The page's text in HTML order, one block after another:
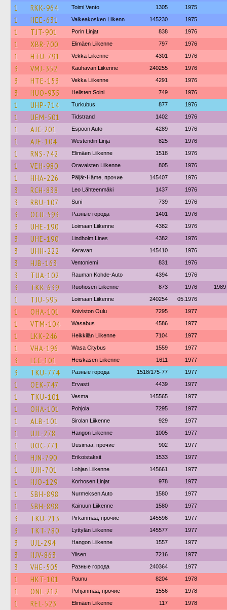
1
RKK-964 Toimi Vento 1305 1975
1 HEE-631 Valkeakosken Liikenn 145230 1975
1 TJT-901 Porin Linjat 838 1976
1 XBR-700 Elimäen Liikenne 797 1976
1 HTU-791 Vekka Liikenne 4301 1976
3 VMJ-352 Kauhavan Liikenne 240255 1976
3 HTE-153 Vekka Liikenne 4291 1976
3 HUO-935 Hellsten Soini 749 1976
1 UHP-714 Turkubus 877 1976
1 UEM-501 Tidstrand 1402 1976
1 AJC-201 Espoon Auto 4289 1976
1 AJE-104 Westendin Linja 825 1976
1 RNS-742 Elimäen Liikenne 1518 1976
1 VEH-980 Oravaisten Liikenne 805 1976
1 HHA-226 Päijät-Häme, прочие 145407 1976
3 RCH-838 Leo Lähteenmäki 1437 1976
3 RBU-107 Suni 739 1976
3 OCU-593 Разные города 1401 1976
3 UHE-190 Loimaan Liikenne 4382 1976
3 UHE-190 Lindholm Lines 4382 1976
3 UHH-222 Keravan 145410 1976
3 HJB-163 Ventoniemi 831 1976
3 TUA-102 Rauman Kohde-Auto 4394 1976
3 TKK-639 Ruohosen Liikenne 873 1976 1989
1 TJU-595 Loimaan Liikenne 240254 05.1976
1 OHA-101 Koiviston Oulu 7295 1977
1 VTM-104 Wasabus 4586 1977
1 LKK-246 Heikkilän Liikenne 7104 1977
1 VHA-196 Wasa Citybus 1559 1977
3 LCC-101 Heiskasen Liikenne 1611 1977
3 TKU-774 Разные города 1518/175-77 1977
1 OEK-747 Ervasti 4439 1977
1 TKU-101 Vesma 145565 1977
1 OHA-101 Pohjola 7295 1977
1 ALB-101 Sirolan Liikenne 929 1977
1 UJL-278 Hangon Liikenne 1005 1977
1 UOC-771 Uusimaa, прочие 902 1977
1 HJN-790 Erikoistaksit 1533 1977
1 UJH-701 Lohjan Liikenne 145661 1977
1 HJO-129 Korhosen Linjat 978 1977
1 SBH-898 Nurmeksen Auto 1580 1977
1 SBH-898 Kainuun Liikenne 1580 1977
3 TKU-213 Pirkanmaa, прочие 145596 1977
3 TKT-780 Lyttylän Liikenne 145577 1977
3 UJL-294 Hangon Liikenne 1557 1977
3 HJV-863 Ylisen 7216 1977
3 VHE-505 Разные города 240364 1977
1 HKT-101 Paunu 8204 1978
1 ONL-212 Pohjanmaa, прочие 1556 1978
1 REL-523 Elimäen Liikenne 117 1978